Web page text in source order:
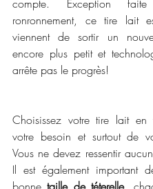
compte. Exception
ronronnement, ce tire lait
viennent de sortir un
encore plus petit et
arrête pas le progrès!
Choisissez votre tire lait en
votre besoin et surtout de
Vous ne devez ressentir
Il est également important